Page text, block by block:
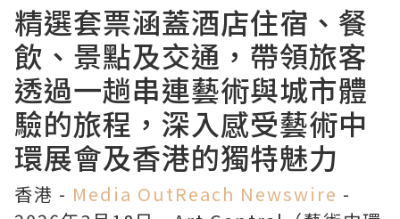
精選套票涵蓋酒店住宿、餐
飲、景點及交通，帶領旅客
透過一趟串連藝術與城市體
驗的旅程，深入感受藝術中
環展會及香港的獨特魅力
香港 - Media OutReach Newswire -